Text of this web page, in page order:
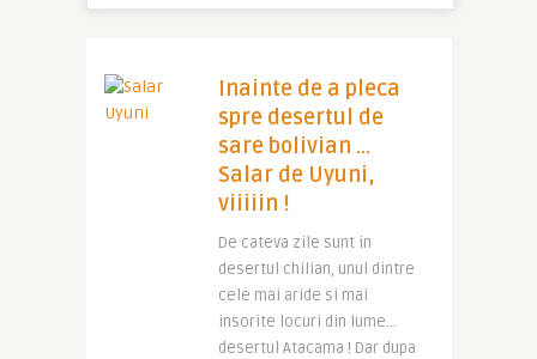
Inainte de a pleca
spre desertul de
sare bolivian …
Salar de Uyuni,
viiiiin !
De cateva zile sunt in
desertul chilian, unul dintre
cele mai aride si mai
insorite locuri din lume…
desertul Atacama ! Dar dupa